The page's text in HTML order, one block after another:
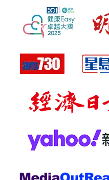
使用頻率：每8-12小時
小時內不超過3次
重要提示：體溫39.5°C